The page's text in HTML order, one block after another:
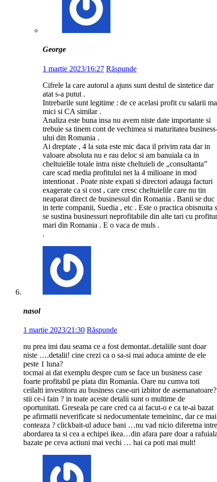
George
1 martie 2023/16:27 Răspunde
Cifrele la care autorul a ajuns sunt destul de sintetice dar
atat s-a putut .
Intrebarile sunt legitime : de ce acelasi profit cu salarii
mici si CA similar .
Analiza este buna insa nu avem niste date importante si
trebuie sa tinem cont de vechimea si maturitatea
ului din Romania .
Ai dreptate , 4 la suta este mic daca il privim rata dar in
valoare absoluta nu e rau deloc si am banuiala ca in
cheltuielile totale intra niste cheltuieli de „consultanta”
care scad media profitului net la 4 milioane in mod
intentionat . Poate niste expati si directori adauga facturi
exagerate ca si cost , care cresc cheltuielile care nu tin
neaparat direct de businessul din Romania . Banii se duc
in terte companii, Suedia , etc . Este o practica obisnuita
se sustina businessuri neprofitabile din alte tari cu
mari din Romania . E o vaca de muls .
.
nasol
1 martie 2023/21:30 Răspunde
nu prea imi dau seama ce a fost demontat..detaliile sunt doar
niste ….detalii! cine crezi ca o sa-si mai aduca aminte de ele
peste 1 luna?
tocmai ai dat exemplu despre cum se face un business case
foarte profitabil pe piata din Romania. Oare nu cumva toti
ceilalti investitoru au business case-uri izbitor de asemanatoare?
stii ce-i fain ? in toate aceste detalii sunt o multime de
oportunitati. Greseala pe care cred ca ai facut-o e ca te-ai bazat
pe afirmatii neverificate si nedocumentate temeininc, dar ce mai
conteaza ? clickbait-ul aduce bani …nu vad nicio diferetna intre
abordarea ta si cea a echipei ikea…din afara pare doar a
bazate pe ceva actiuni mai vechi … hai ca poti mai mult!